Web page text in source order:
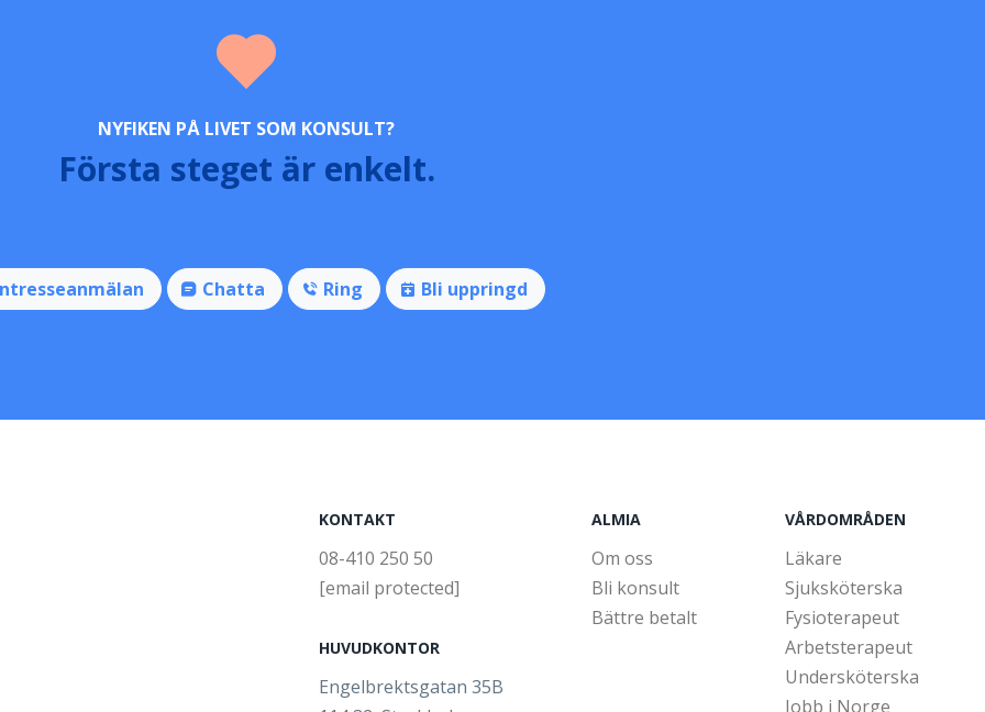
NYFIKEN PÅ LIVET SOM KONSULT?
Första steget är enkelt.
Chatta Ring Bli uppringd
KONTAKT
08-410 250 50
[email protected]
HUVUDKONTOR
Engelbrektsgatan 35B
ALMIA
Om oss
Bli konsult
Bättre betalt
VÅRDOMRÅDEN
Läkare
Sjuksköterska
Fysioterapeut
Arbetsterapeut
Undersköterska
Jobb i Norge